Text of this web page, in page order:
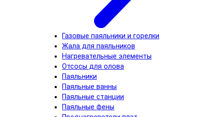
Газовые паяльники и горелки
Жала для паяльников
Нагревательные элементы
Отсосы для олова
Паяльники
Паяльные ванны
Паяльные станции
Паяльные фены